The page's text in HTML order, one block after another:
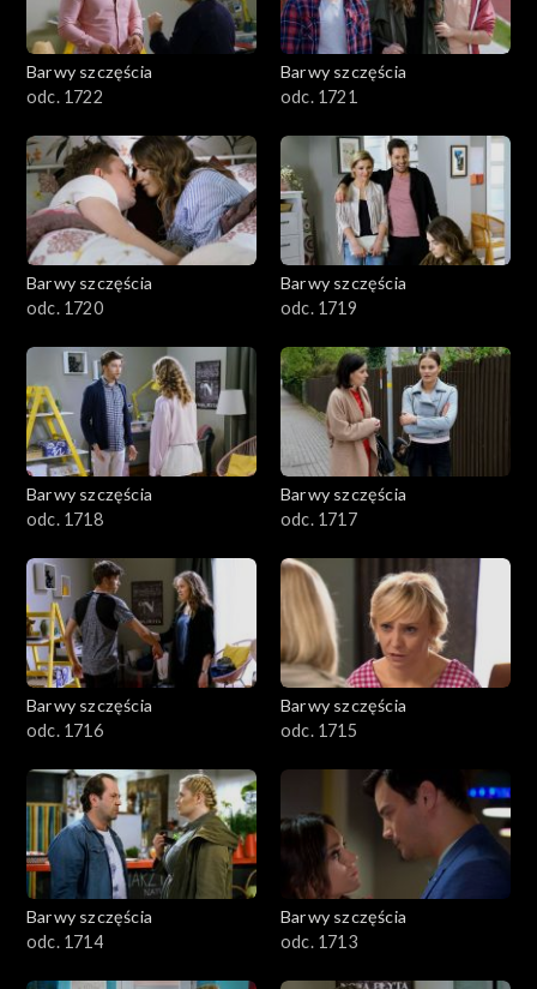
Barwy szczęścia
odc. 1722
Barwy szczęścia
odc. 1721
Barwy szczęścia
odc. 1720
Barwy szczęścia
odc. 1719
Barwy szczęścia
odc. 1718
Barwy szczęścia
odc. 1717
Barwy szczęścia
odc. 1716
Barwy szczęścia
odc. 1715
Barwy szczęścia
odc. 1714
Barwy szczęścia
odc. 1713